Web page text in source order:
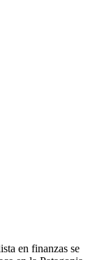
en finanzas se